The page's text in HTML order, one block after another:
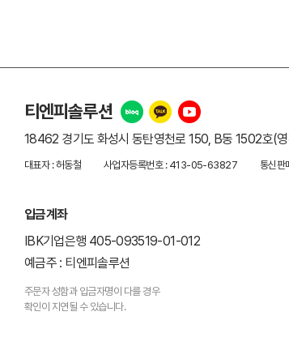
티엔피솔루션
18462 경기도 화성시 동탄영천로 150, B동 1502호(
대표자 : 허동철 사업자등록번호 : 413-05-63827 통신
입금계좌
IBK기업은행 405-093519-01-012
예금주 : 티엔피솔루션
주문자 성함과 입금자명이 다를 경우
확인이 지연될 수 있습니다.